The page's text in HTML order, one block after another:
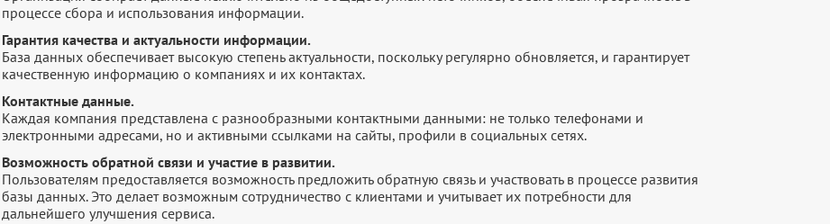
процессе сбора и использования информации.
Гарантия качества и актуальности информации.
База данных обеспечивает высокую степень актуальности, поскольку регулярно обновляется, и гарантирует
качественную информацию о компаниях и их контактах.
Контактные данные.
Каждая компания представлена с разнообразными контактными данными: не только телефонами и
электронными адресами, но и активными ссылками на сайты, профили в социальных сетях.
Возможность обратной связи и участие в развитии.
Пользователям предоставляется возможность предложить обратную связь и участвовать в процессе развития
базы данных. Это делает возможным сотрудничество с клиентами и учитывает их потребности для
дальнейшего улучшения сервиса.